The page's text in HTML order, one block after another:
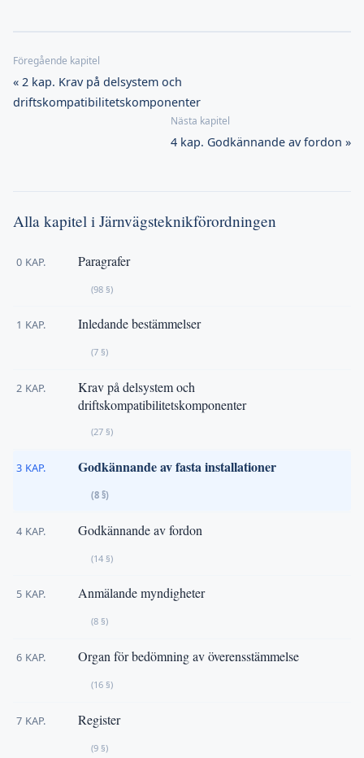
« 2 kap. Krav på delsystem och
driftskompatibilitetskomponenter
4 kap. Godkännande av fordon »
Alla kapitel i Järnvägsteknikförordningen
0 KAP. Paragrafer
(98 §)
1 KAP. Inledande bestämmelser
(7 §)
2 KAP.
Krav på delsystem och
driftskompatibilitetskomponenter
(27 §)
3 KAP. Godkännande av fasta installationer
(8 §)
4 KAP. Godkännande av fordon
(14 §)
5 KAP. Anmälande myndigheter
(8 §)
6 KAP. Organ för bedömning av överensstämmelse
(16 §)
7 KAP. Register
(9 §)